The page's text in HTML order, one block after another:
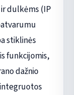
dulkėms (IP
stiklinės
funkcijomis,
dažnio